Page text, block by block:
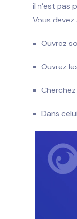
il n’est pas
Vous
Ouvrez
Ouvrez
Dans